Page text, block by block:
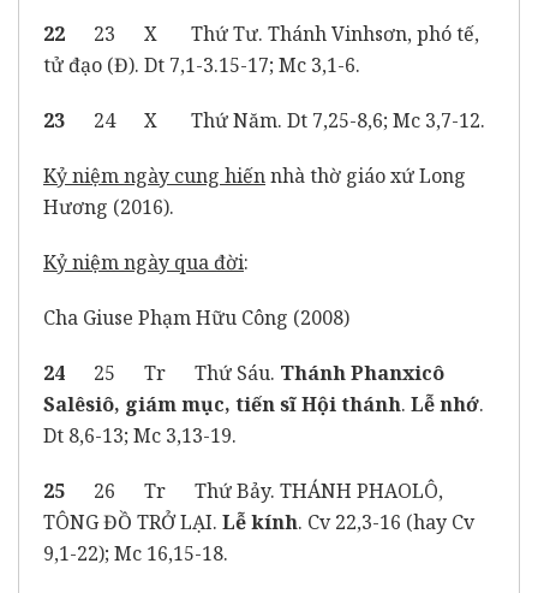
22 23 X Thứ Tư. Thánh Vinhsơn, phó tế,
tử đạo (Đ). Dt 7,1-3.15-17; Mc 3,1-6.
23 24 X Thứ Năm. Dt 7,25-8,6; Mc 3,7-12.
Kỷ niệm ngày cung hiếnnhà thờ giáo xứ Long
Hương (2016).
Kỷ niệm ngày qua đời:
Cha Giuse Phạm Hữu Công (2008)
24 25 Tr Thứ Sáu. ThánhPhanxicô
Salêsiô, giám mục, tiến sĩ Hội thánh. Lễ nhớ.
Dt 8,6-13; Mc 3,13-19.
25 26 Tr Thứ Bảy. THÁNH PHAOLÔ,
TÔNG ĐỒ TRỞ LẠI. Lễ kính. Cv 22,3-16 (hay Cv
9,1-22); Mc 16,15-18.